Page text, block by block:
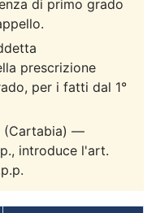
di primo grado
prescrizione
per i fatti dal 1°
(Cartabia) —
introduce l'art.